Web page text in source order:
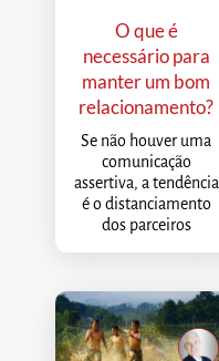
O que é
necessário para
manter um bom
relacionamento?
Se não houver uma
comunicação
assertiva, a tendência
é o distanciamento
dos parceiros